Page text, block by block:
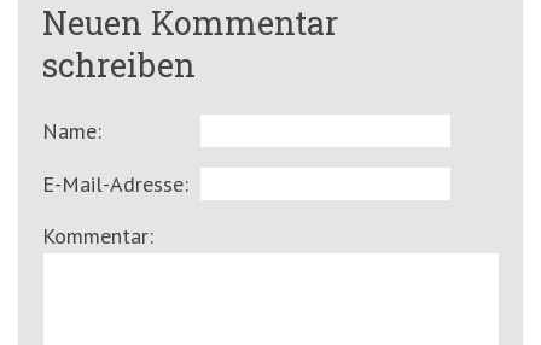
Neuen Kommentar
schreiben
Name:
E-Mail-Adresse:
Kommentar: